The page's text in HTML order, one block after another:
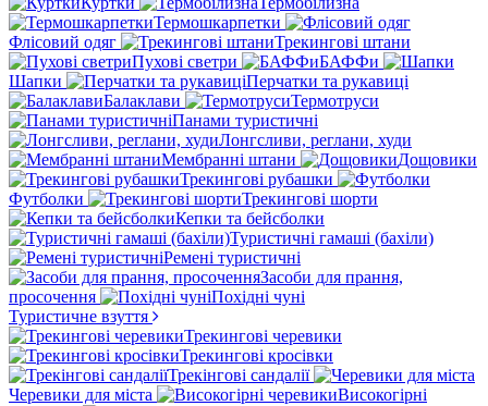
Термошкарпетки
Флісовий одяг
Трекингові штани
Пухові светри
БАФФи
Шапки
Перчатки та рукавиці
Балаклави
Термотруси
Панами туристичні
Лонгсливи, реглани, худи
Мембранні штани
Дощовики
Трекингові рубашки
Футболки
Трекингові шорти
Кепки та бейсболки
Туристичні гамаші (бахіли)
Ремені туристичні
Засоби для прання,
просочення
Похідні чуні
Туристичне взуття
Трекингові черевики
Трекингові кросівки
Трекінгові сандалії
Черевики для міста
Високогірні